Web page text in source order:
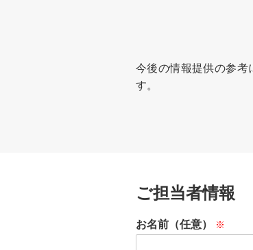
今後の情報提供の参考
す。
ご担当者情報
お名前（任意）